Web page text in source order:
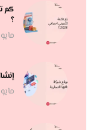
؟
مايو 24, 2026
مايو 24, 2026